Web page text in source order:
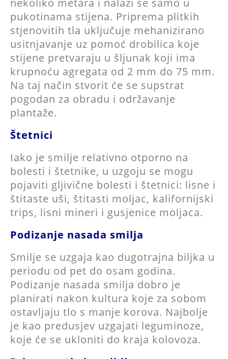
nekoliko metara i nalazi se samo u
pukotinama stijena. Priprema plitkih
stjenovitih tla uključuje mehanizirano
usitnjavanje uz pomoć drobilica koje
stijene pretvaraju u šljunak koji ima
krupnoću agregata od 2 mm do 75 mm.
Na taj način stvorit će se supstrat
pogodan za obradu i održavanje
plantaže.
Štetnici
Iako je smilje relativno otporno na
bolesti i štetnike, u uzgoju se mogu
pojaviti gljivične bolesti i štetnici: lisne i
štitaste uši, štitasti moljac, kalifornijski
trips, lisni mineri i gusjenice moljaca.
Podizanje nasada smilja
Smilje se uzgaja kao dugotrajna biljka u
periodu od pet do osam godina.
Podizanje nasada smilja dobro je
planirati nakon kultura koje za sobom
ostavljaju tlo s manje korova. Najbolje
je kao predusjev uzgajati leguminoze,
koje će se ukloniti do kraja kolovoza.